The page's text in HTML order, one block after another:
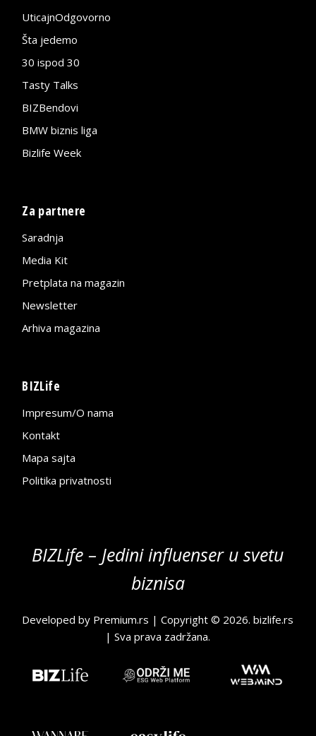
UticajnOdgovorno
Šta jedemo
30 ispod 30
Tasty Talks
BIZBendovi
BMW biznis liga
Bizlife Week
Za partnere
Saradnja
Media Kit
Pretplata na magazin
Newsletter
Arhiva magazina
BIZLife
Impresum/O nama
Kontakt
Mapa sajta
Politika privatnosti
BIZLife – Jedini influenser u svetu
biznisa
Developed by Premium.rs | Copyright © 2026.bizlife.rs
| Sva prava zadržana.